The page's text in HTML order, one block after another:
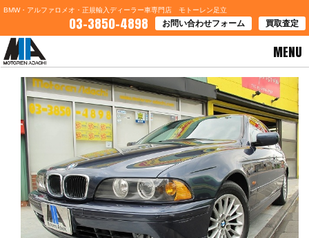
BMW・アルファロメオ・正規輸入ディーラー車専門店 モトーレン足立
03-3850-4898 お問い合わせフォーム 買取査定
MENU
HOME>お知らせ